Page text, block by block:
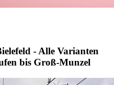
- Alle Varianten
bis Groß-Munzel